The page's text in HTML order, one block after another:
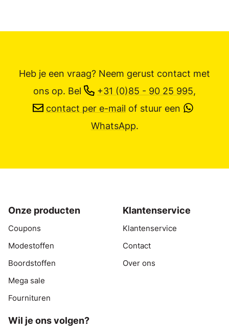
Heb je een vraag? Neem gerust contact met
ons op. Bel +31 (0)85 - 90 25 995,
contact per e-mail of stuur een
WhatsApp.
Onze producten
Coupons
Modestoffen
Boordstoffen
Mega sale
Fournituren
Klantenservice
Klantenservice
Contact
Over ons
Wil je ons volgen?